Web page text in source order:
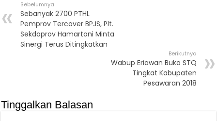
Sebelumnya
Sebanyak 2700 PTHL
Pemprov Tercover BPJS, Plt.
Sekdaprov Hamartoni Minta
Sinergi Terus Ditingkatkan
Berikutnya
Wabup Eriawan Buka STQ
Tingkat Kabupaten
Pesawaran 2018
Tinggalkan Balasan